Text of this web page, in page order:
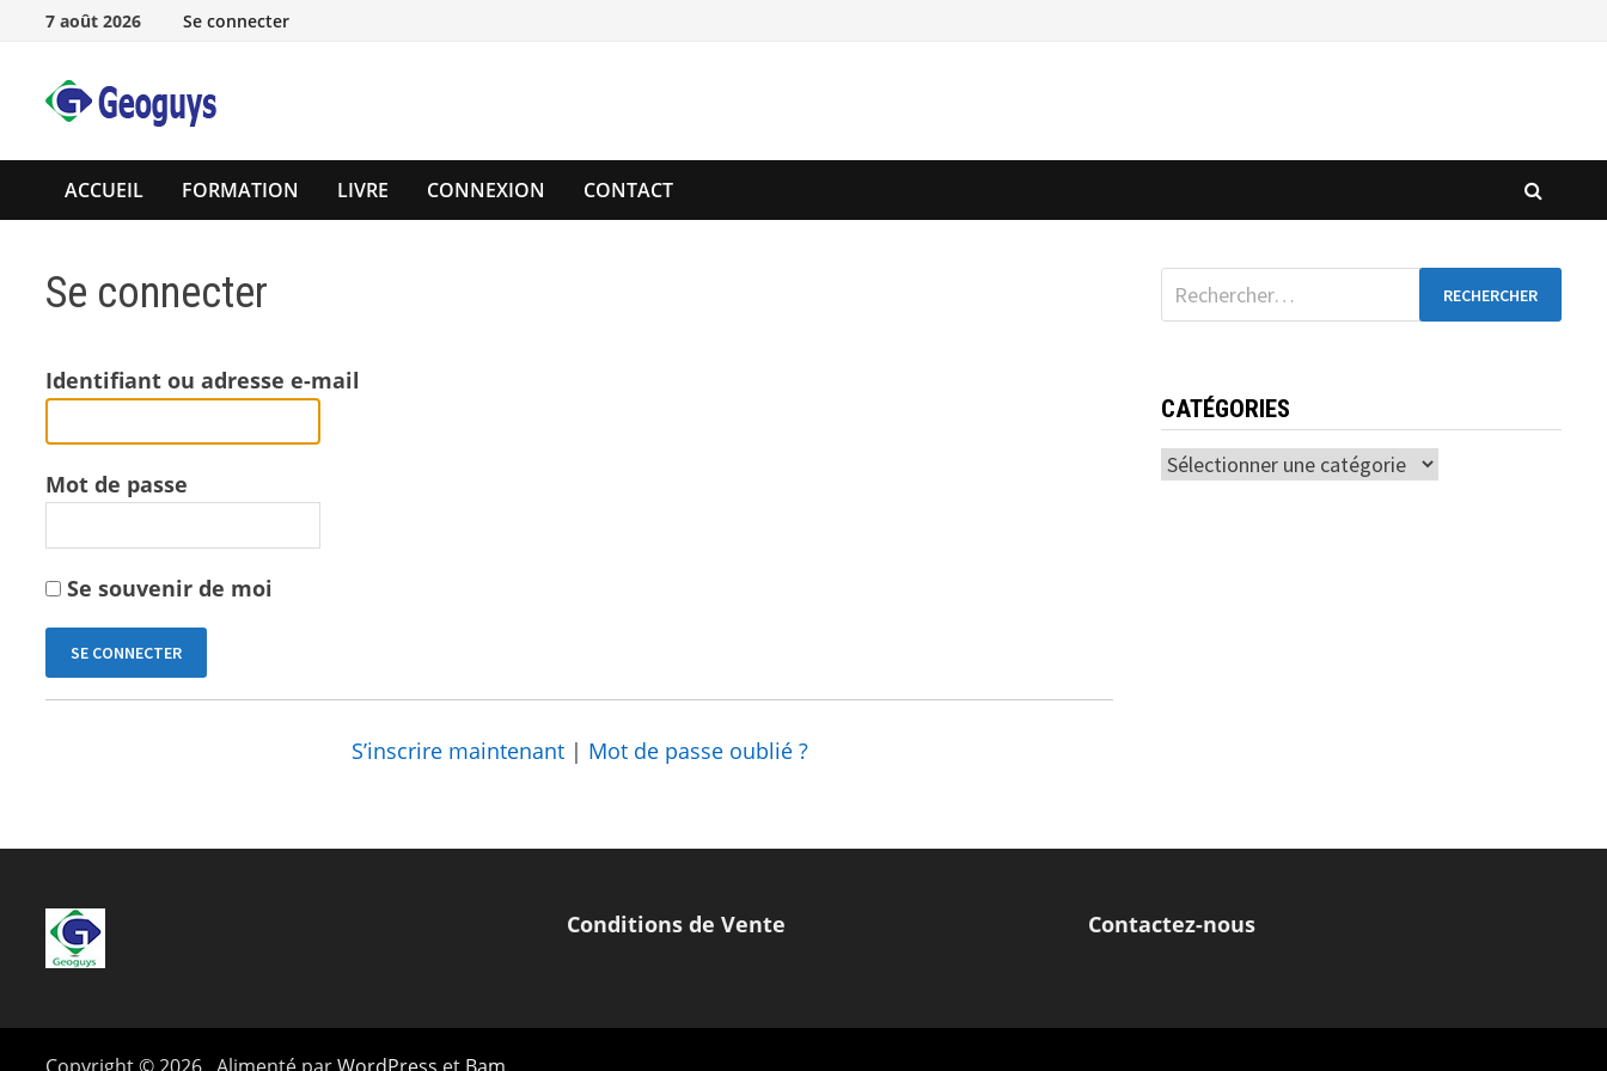
Passer
contenu
7 août 2026 Se connecter
ACCUEIL FORMATION LIVRE CONNEXION CONTACT
Se connecter
Identifiant ou adresse e-mail
Mot de passe
Se souvenir de moi
S’inscrire maintenant| Mot de passe oublié ?
Rechercher :
CATÉGORIES
Catégories
Conditions de Vente Contactez-nous